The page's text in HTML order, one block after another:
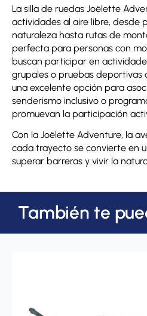
La silla de ruedas Joëlette
actividades al aire libre, desde
naturaleza hasta rutas de
perfecta para personas con
buscan participar en
grupales o pruebas deportivas
una excelente opción para
senderismo inclusivo o
promuevan la participación
Con la Joëlette Adventure, la
cada trayecto se convierte en
superar barreras y vivir la
También te